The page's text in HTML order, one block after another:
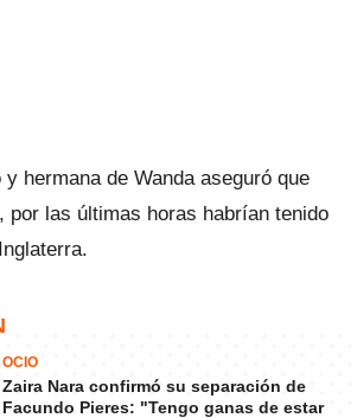
hermana de Wanda aseguró que
por las últimas horas habrían tenido
OCIO
Zaira Nara confirmó su separación de
Facundo Pieres: "Tengo ganas de estar